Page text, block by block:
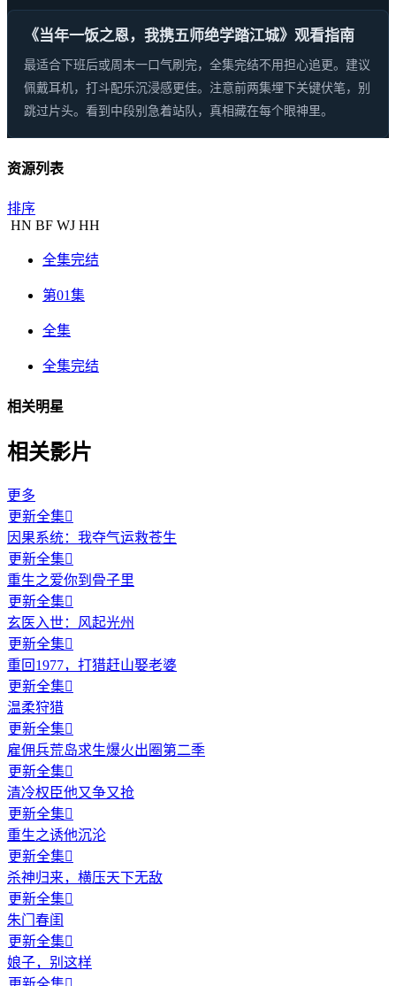
《当年一饭之恩，我携五师绝学踏江城》观看指南
最适合下班后或周末一口气刷完，全集完结不用担心追更。建议
佩戴耳机，打斗配乐沉浸感更佳。注意前两集埋下关键伏笔，别
跳过片头。看到中段别急着站队，真相藏在每个眼神里。
资源列表
排序
HN BF WJ HH
全集完结
第01集
全集
全集完结
相关明星
相关影片
更多
更新全集
因果系统：我夺气运救苍生
更新全集
重生之爱你到骨子里
更新全集
玄医入世：风起光州
更新全集
重回1977，打猎赶山娶老婆
更新全集
温柔狩猎
更新全集
雇佣兵荒岛求生爆火出圈第二季
更新全集
清冷权臣他又争又抢
更新全集
重生之诱他沉沦
更新全集
杀神归来，横压天下无敌
更新全集
朱门春闺
更新全集
娘子，别这样